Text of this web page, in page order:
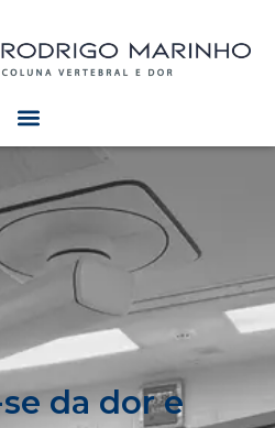
da dor e